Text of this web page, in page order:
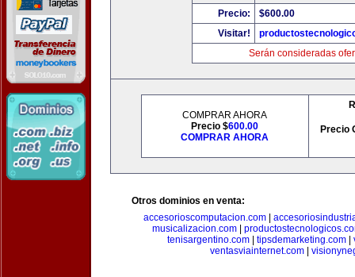
Precio:
$600.00
Visitar!
Serán consideradas
COMPRAR AHORA
Precio $600.00
COMPRAR AHORA
Precio
Otros dominios en venta:
accesorioscomputacion.com
musicalizacion.com|
tenisargentino.com
tipsdemarketing.com
ventasviainternet.com